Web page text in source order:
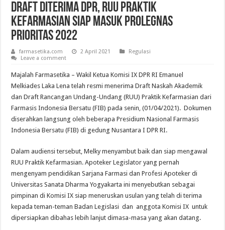
Draft Diterima DPR, RUU Praktik
Kefarmasian Siap Masuk Prolegnas
Prioritas 2022
farmasetika.com 2 April 2021
Regulasi
Leave a comment
Majalah Farmasetika – Wakil Ketua Komisi IX DPR RI Emanuel
Melkiades Laka Lena telah resmi menerima Draft Naskah Akademik
dan Draft Rancangan Undang-Undang (RUU) Praktik Kefarmasian dari
Farmasis Indonesia Bersatu (FIB) pada senin, (01/04/2021). Dokumen
diserahkan langsung oleh beberapa Presidium Nasional Farmasis
Indonesia Bersatu (FIB) di gedung Nusantara I DPR RI.
Dalam audiensi tersebut, Melky menyambut baik dan siap mengawal
RUU Praktik Kefarmasian. Apoteker Legislator yang pernah
mengenyam pendidikan Sarjana Farmasi dan Profesi Apoteker di
Universitas Sanata Dharma Yogyakarta ini menyebutkan sebagai
pimpinan di Komisi IX siap meneruskan usulan yang telah di terima
kepada teman-teman Badan Legislasi dan anggota Komisi IX untuk
dipersiapkan dibahas lebih lanjut dimasa-masa yang akan datang.